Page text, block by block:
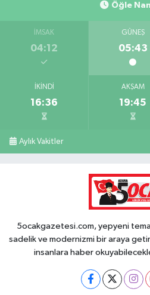
Öğle
İMSAK
04:12
GÜNEŞ
05:43
İKINDI
16:36
AKŞAM
19:45
Aylık Vakitler
5ocakgazetesi.com, yepyeni
sadelik ve modernizmi bir araya
insanlara haber